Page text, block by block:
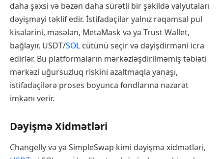
daha şəxsi və bəzən daha sürətli bir şəkildə valyutaları
dəyişməyi təklif edir. İstifadəçilər yalnız rəqəmsal pul
kisələrini, məsələn, MetaMask və ya Trust Wallet,
bağlayır, USDT/SOL cütünü seçir və dəyişdirməni icra
edirlər. Bu platformaların mərkəzləşdirilməmiş təbiəti
mərkəzi uğursuzluq riskini azaltmaqla yanaşı,
istifadəçilərə proses boyunca fondlarına nəzarət
imkanı verir.
Dəyişmə Xidmətləri
Changelly və ya SimpleSwap kimi dəyişmə xidmətləri,